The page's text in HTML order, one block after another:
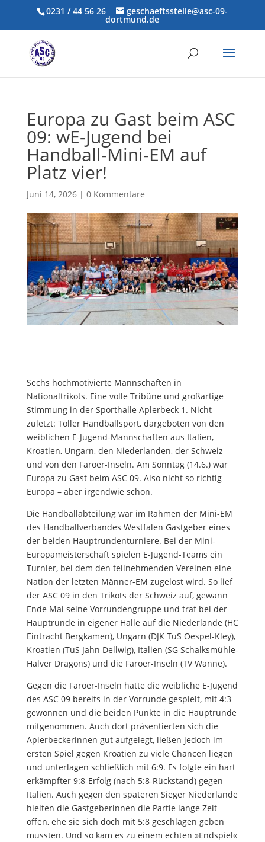
0231 / 44 56 26 geschaeftsstelle@asc-09-
dortmund.de
Europa zu Gast beim ASC
09: wE-Jugend bei
Handball-Mini-EM auf
Platz vier!
Juni 14, 2026| 0 Kommentare
Sechs hochmotivierte Mannschaften in
Nationaltrikots. Eine volle Tribüne und großartige
Stimmung in der Sporthalle Aplerbeck 1. Nicht
zuletzt: Toller Handballsport, dargeboten von den
weiblichen E-Jugend-Mannschaften aus Italien,
Kroatien, Ungarn, den Niederlanden, der Schweiz
und von den Färöer-Inseln. Am Sonntag (14.6.) war
Europa zu Gast beim ASC 09. Also nicht so richtig
Europa – aber irgendwie schon.
Die Handballabteilung war im Rahmen der Mini-EM
des Handballverbandes Westfalen Gastgeber eines
der beiden Hauptrundenturniere. Bei der Mini-
Europameisterschaft spielen E-Jugend-Teams ein
Turnier, bei dem den teilnehmenden Vereinen eine
Nation der letzten Männer-EM zugelost wird. So lief
der ASC 09 in den Trikots der Schweiz auf, gewann
Ende Mai seine Vorrundengruppe und traf bei der
Hauptrunde in eigener Halle auf die Niederlande (HC
Eintracht Bergkamen), Ungarn (DJK TuS Oespel-Kley),
Kroatien (TuS Jahn Dellwig), Italien (SG Schalksmühle-
Halver Dragons) und die Färöer-Inseln (TV Wanne).
Gegen die Färöer-Inseln hatte die weibliche E-Jugend
des ASC 09 bereits in der Vorrunde gespielt, mit 4:3
gewonnen und die beiden Punkte in die Hauptrunde
mitgenommen. Auch dort präsentierten sich die
Aplerbeckerinnen gut aufgelegt, ließen jedoch im
ersten Spiel gegen Kroatien zu viele Chancen liegen
und unterlagen schließlich mit 6:9. Es folgte ein hart
erkämpfter 9:8-Erfolg (nach 5:8-Rückstand) gegen
Italien. Auch gegen den späteren Sieger Niederlande
hielten die Gastgeberinnen die Partie lange Zeit
offen, ehe sie sich doch mit 5:8 geschlagen geben
mussten. Und so kam es zu einem echten »Endspiel«